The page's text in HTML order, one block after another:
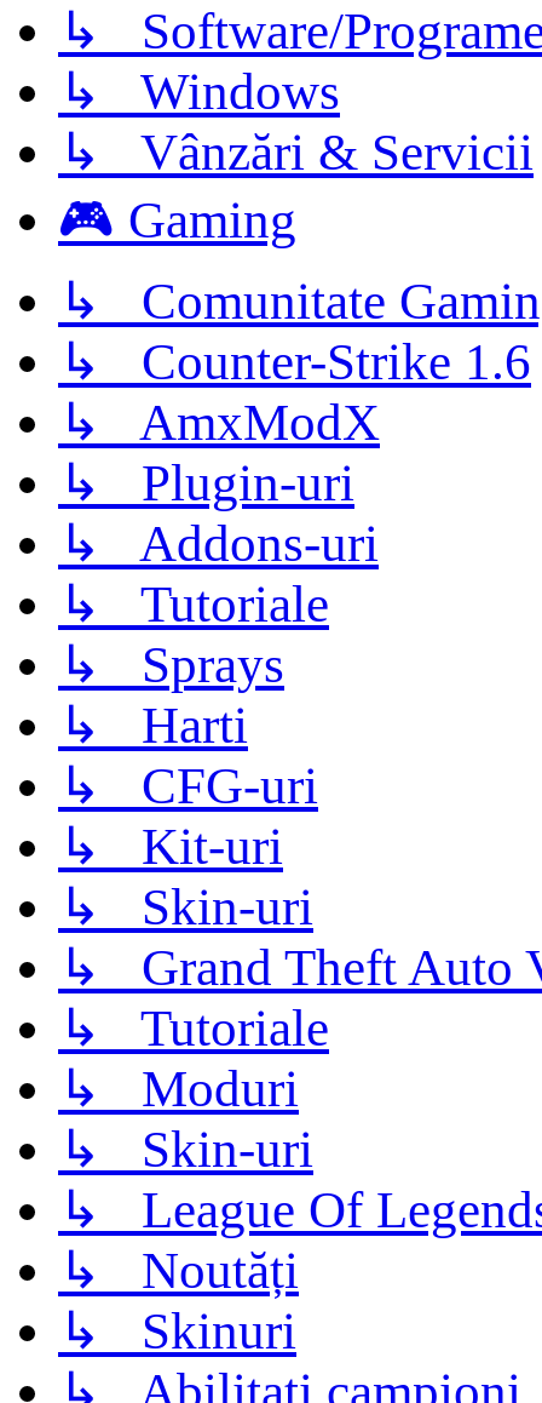
↳ Software/
↳ Windows
↳ Vânzări & Servicii
🎮 Gaming
↳ Comunitate
↳ Counter-Strike 1.6
↳ AmxModX
↳ Plugin-uri
↳ Addons-uri
↳ Tutoriale
↳ Sprays
↳ Harti
↳ CFG-uri
↳ Kit-uri
↳ Skin-uri
↳ Grand Theft Auto
↳ Tutoriale
↳ Moduri
↳ Skin-uri
↳ League Of
↳ Noutăți
↳ Skinuri
↳ Abilitati campioni